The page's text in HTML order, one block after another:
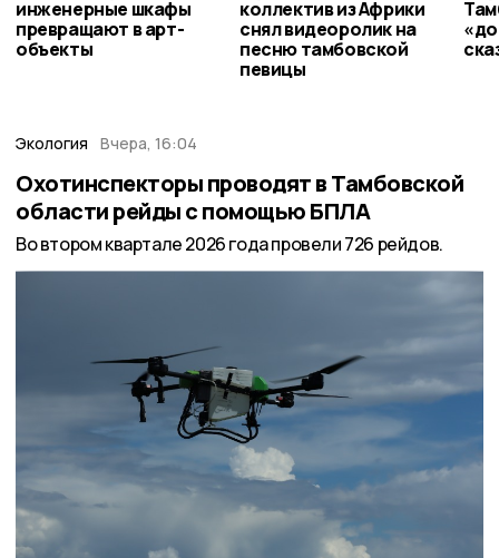
инженерные шкафы
превращают в арт-
объекты
коллектив из Африки
снял видеоролик на
песню тамбовской
певицы
Экология Вчера, 16:04
Охотинспекторы проводят в Тамбовской
области рейды с помощью БПЛА
Во втором квартале 2026 года провели 726 рейдов.